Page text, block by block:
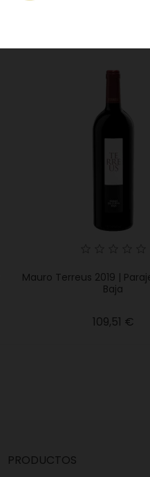
4 OTROS
Mauro Terreus 2019 |
Baja
109,51 €
PRODUCTOS